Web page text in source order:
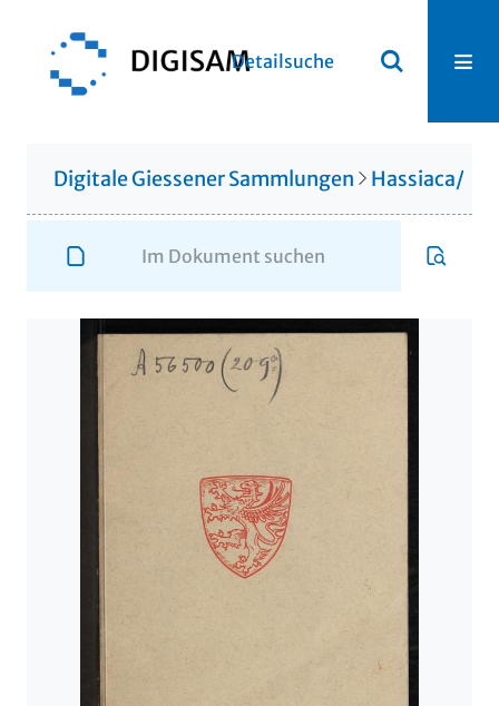
Detailsuche
Digitale Giessener Sammlungen Hassiaca/